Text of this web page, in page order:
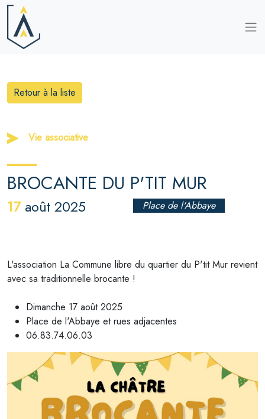
Retour à la liste
Vie associative
BROCANTE DU P'TIT MUR
17août 2025 Place de l'Abbaye
L'association La Commune libre du quartier du P'tit Mur revient
avec sa traditionnelle brocante !
Dimanche 17 août 2025
Place de l'Abbaye et rues adjacentes
06.83.74.06.03